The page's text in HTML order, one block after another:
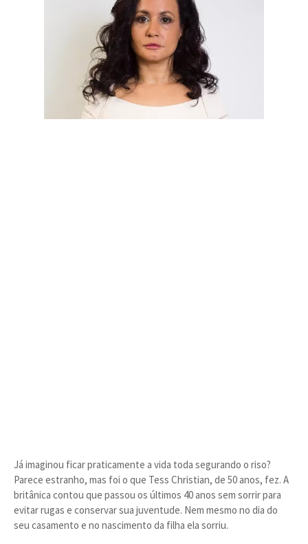
Já imaginou ficar praticamente a vida toda segurando o riso?
Parece estranho, mas foi o que Tess Christian, de 50 anos, fez. A
britânica contou que passou os últimos 40 anos sem sorrir para
evitar rugas e conservar sua juventude. Nem mesmo no dia do
seu casamento e no nascimento da filha ela sorriu.